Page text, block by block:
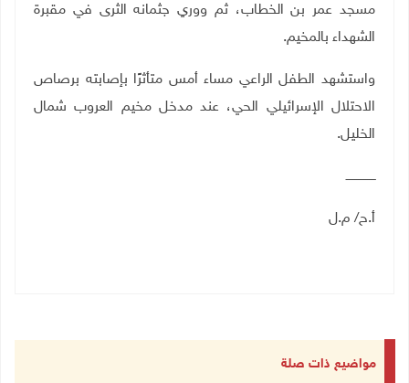
مسجد عمر بن الخطاب، ثم ووري جثمانه الثرى في مقبرة
الشهداء بالمخيم.
واستشهد الطفل الراعي مساء أمس متأثرًا بإصابته برصاص
الاحتلال الإسرائيلي الحي، عند مدخل مخيم العروب شمال
الخليل.
ــــــــــــــــ
أ.ح/ م.ل
مواضيع ذات صلة